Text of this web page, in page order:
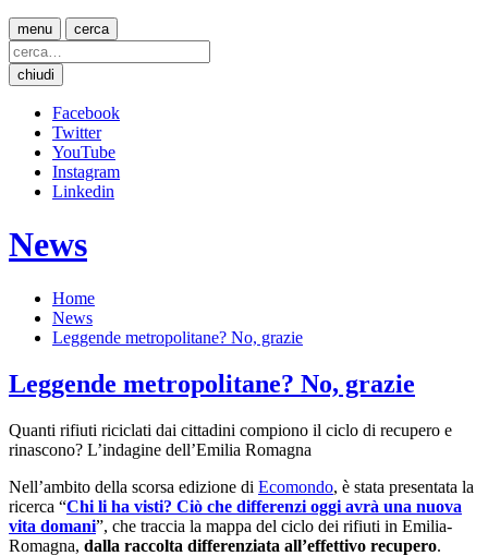
menu cerca
chiudi
Facebook
Twitter
YouTube
Instagram
Linkedin
News
Home
News
Leggende metropolitane? No, grazie
Leggende metropolitane? No, grazie
Quanti rifiuti riciclati dai cittadini compiono il ciclo di recupero e
rinascono? L’indagine dell’Emilia Romagna
Nell’ambito della scorsa edizione di Ecomondo, è stata presentata la
ricerca “Chi li ha visti? Ciò che differenzi oggi avrà una nuova
vita domani”, che traccia la mappa del ciclo dei rifiuti in Emilia-
Romagna, dalla raccolta differenziata all’effettivo recupero.